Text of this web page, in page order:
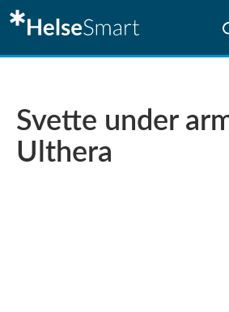
Svette under
Ulthera